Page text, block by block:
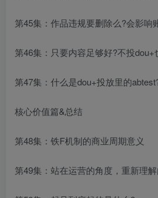
第45集：作品违规要删除么?会影响
第46集：只要内容足够好?不投dou+
第47集：什么是dou+投放里的
核心价值篇&总结
第48集：铁F机制的商业周期意义
第49集：站在运营的角度，重新理